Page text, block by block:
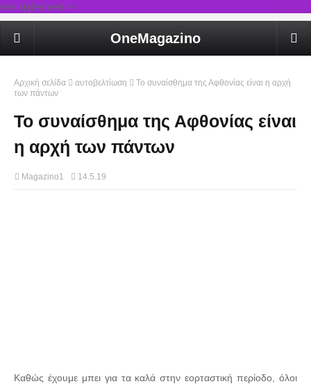
rel='stylesheet'/>
OneMagazino
Αρχική σελίδα αυτοβελτίωση
Το συναίσθημα της Αφθονίας είναι η αρχή
των πάντων
Το συναίσθημα της Αφθονίας είναι
η αρχή των πάντων
Magazino1 14.5.19
Καθώς έχουμε μπει για τα καλά στην εορταστική περίοδο, όλοι